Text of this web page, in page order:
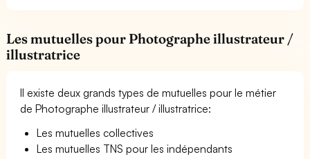
Les mutuelles pour Photographe illustrateur /
illustratrice
Il existe deux grands types de mutuelles pour le métier
de Photographe illustrateur / illustratrice:
Les mutuelles collectives
Les mutuelles TNS pour les indépendants